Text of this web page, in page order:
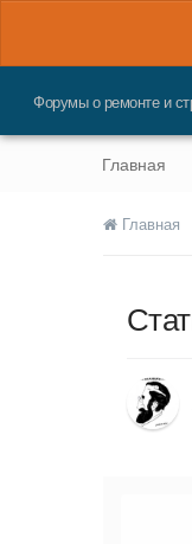
Форумы о ремонте и
Главная
Главная